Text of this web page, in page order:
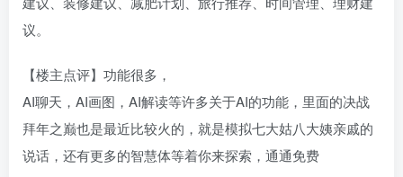
议。
【楼主点评】功能很多，
AI聊天，AI画图，AI解读等许多关于AI的功能，里面的决战
拜年之巅也是最近比较火的，就是模拟七大姑八大姨亲戚的
说话，还有更多的智慧体等着你来探索，通通免费